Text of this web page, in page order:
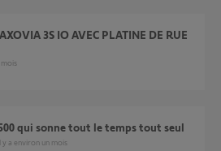
mois
qui sonne tout le temps tout seul
il y a environ un mois